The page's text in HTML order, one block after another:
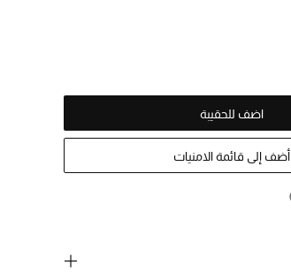
اضف للحقيبة
أضف إلى قائمة الامنيات